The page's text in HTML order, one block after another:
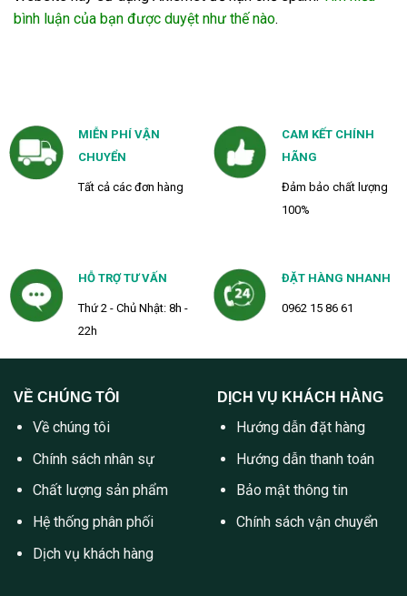
bình luận của bạn được duyệt như thế nào.
MIỄN PHÍ VẬN
CHUYỂN
Tất cả các đơn hàng
CAM KẾT CHÍNH
HÃNG
Đảm bảo chất lượng
100%
HỖ TRỢ TƯ VẤN
Thứ 2 - Chủ Nhật: 8h -
22h
ĐẶT HÀNG NHANH
0962 15 86 61
VỀ CHÚNG TÔI
Về chúng tôi
Chính sách nhân sự
Chất lượng sản phẩm
Hệ thống phân phối
Dịch vụ khách hàng
DỊCH VỤ KHÁCH HÀNG
Hướng dẫn đặt hàng
Hướng dẫn thanh toán
Bảo mật thông tin
Chính sách vận chuyển